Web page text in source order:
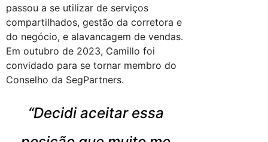
passou a se utilizar de serviços
compartilhados, gestão da corretora e
do negócio, e alavancagem de vendas.
Em outubro de 2023, Camillo foi
convidado para se tornar membro do
Conselho da SegPartners.
“Decidi aceitar essa